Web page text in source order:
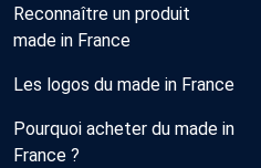
Reconnaître un produit
made in France
Les logos du made in France
Pourquoi acheter du made in
France ?